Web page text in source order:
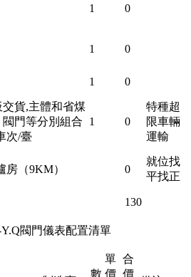
1 0
1 0
1 0
貨,主體和省煤
門等分別組合
次/臺
1 0
特種超
限車輛
運輸
房（9KM） 0
就位找
平找正
130
Y.Q閥門儀表配置清單
數
單
價
合
價